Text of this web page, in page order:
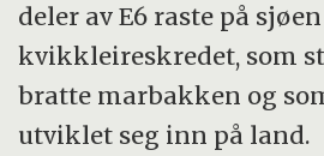
deler av E6 raste på
kvikkleireskredet, som
bratte marbakken og
utviklet seg inn på land.